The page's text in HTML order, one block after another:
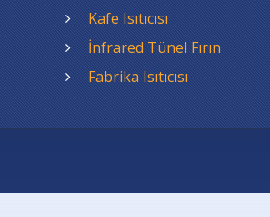
Kafe Isıtıcısı
İnfrared Tünel Fırın
Fabrika Isıtıcısı